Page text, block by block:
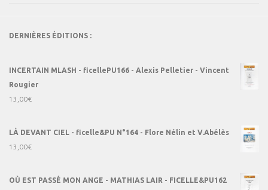
DERNIÈRES ÉDITIONS :
INCERTAIN MLASH - ficellePU166 - Alexis Pelletier - Vincent
Rougier
13,00€
LÀ DEVANT CIEL - ficelle&PU N°164 - Flore Nélin et V.Abélès
13,00€
OÙ EST PASSÉ MON ANGE - MATHIAS LAIR - FICELLE&PU162